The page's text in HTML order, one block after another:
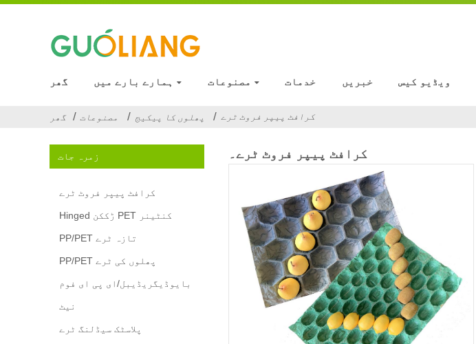
گھر ہمارے بارے میں مصنوعات خدمات خبریں ویڈیو کیس
گھر مصنوعات پھلوں کا پیکیج کرافٹ پیپر فروٹ ٹرے
زمرہ جات
کرافٹ پیپر فروٹ ٹرے
Hinged ڑککن PET کنٹینر
PP/PET تازہ ٹرے
PP/PET پھلوں کی ٹرے
بایوڈیگریڈیبل/ای پی ای فوم
نیٹ
پلاسٹک سیڈلنگ ٹرے
کرافٹ پیپر فروٹ ٹرے۔